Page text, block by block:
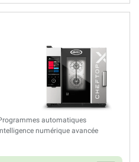
automatiques
numérique avancée